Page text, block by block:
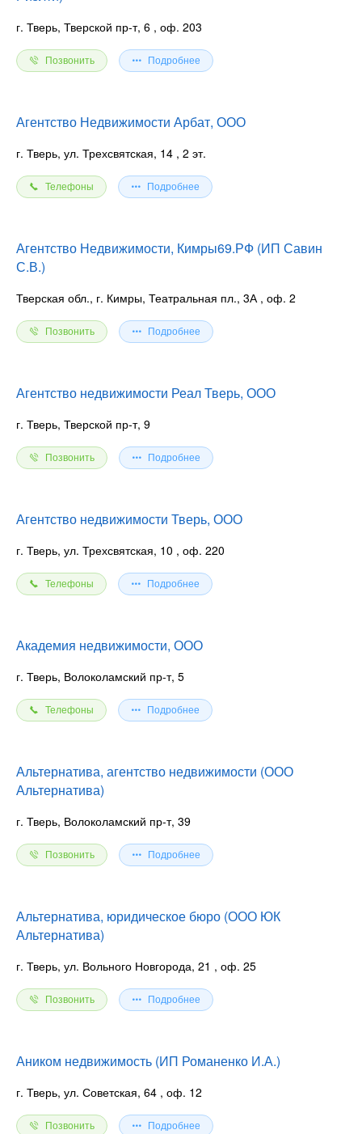
г. Тверь, Тверской пр-т, 6 , оф. 203
Позвонить Подробнее
Агентство Недвижимости Арбат, ООО
г. Тверь, ул. Трехсвятская, 14 , 2 эт.
Телефоны Подробнее
Агентство Недвижимости, Кимры69.РФ (ИП Савин
С.В.)
Тверская обл., г. Кимры, Театральная пл., 3А , оф. 2
Позвонить Подробнее
Агентство недвижимости Реал Тверь, ООО
г. Тверь, Тверской пр-т, 9
Позвонить Подробнее
Агентство недвижимости Тверь, ООО
г. Тверь, ул. Трехсвятская, 10 , оф. 220
Телефоны Подробнее
Академия недвижимости, ООО
г. Тверь, Волоколамский пр-т, 5
Телефоны Подробнее
Альтернатива, агентство недвижимости (ООО
Альтернатива)
г. Тверь, Волоколамский пр-т, 39
Позвонить Подробнее
Альтернатива, юридическое бюро (ООО ЮК
Альтернатива)
г. Тверь, ул. Вольного Новгорода, 21 , оф. 25
Позвонить Подробнее
Аником недвижимость (ИП Романенко И.А.)
г. Тверь, ул. Советская, 64 , оф. 12
Позвонить Подробнее